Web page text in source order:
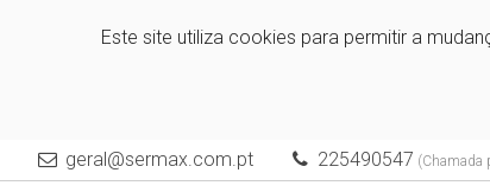
Este site utiliza cookies para permitir a
geral@sermax.com.pt 225490547 (Chamada